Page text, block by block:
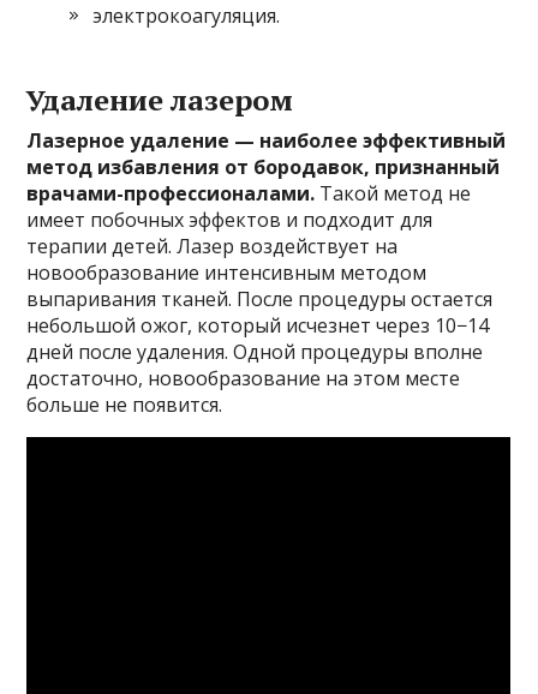
электрокоагуляция.
Удаление лазером
Лазерное удаление — наиболее эффективный
метод избавления от бородавок, признанный
врачами-профессионалами. Такой метод не
имеет побочных эффектов и подходит для
терапии детей. Лазер воздействует на
новообразование интенсивным методом
выпаривания тканей. После процедуры остается
небольшой ожог, который исчезнет через 10−14
дней после удаления. Одной процедуры вполне
достаточно, новообразование на этом месте
больше не появится.